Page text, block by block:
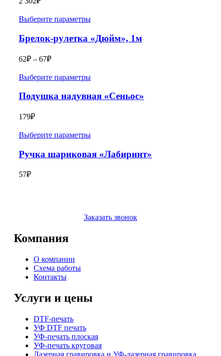
Выберите параметры
Брелок-рулетка «Дюйм», 1м
62₽ – 67₽
Выберите параметры
Подушка надувная «Сеньос»
179₽
Выберите параметры
Ручка шариковая «Лабиринт»
57₽
Заказать звонок
Компания
О компании
Схема работы
Контакты
Услуги и цены
DTF-печать
УФ DTF печать
УФ-печать плоская
УФ-печать круговая
Лазерная гравировка и УФ-лазерная гравировка